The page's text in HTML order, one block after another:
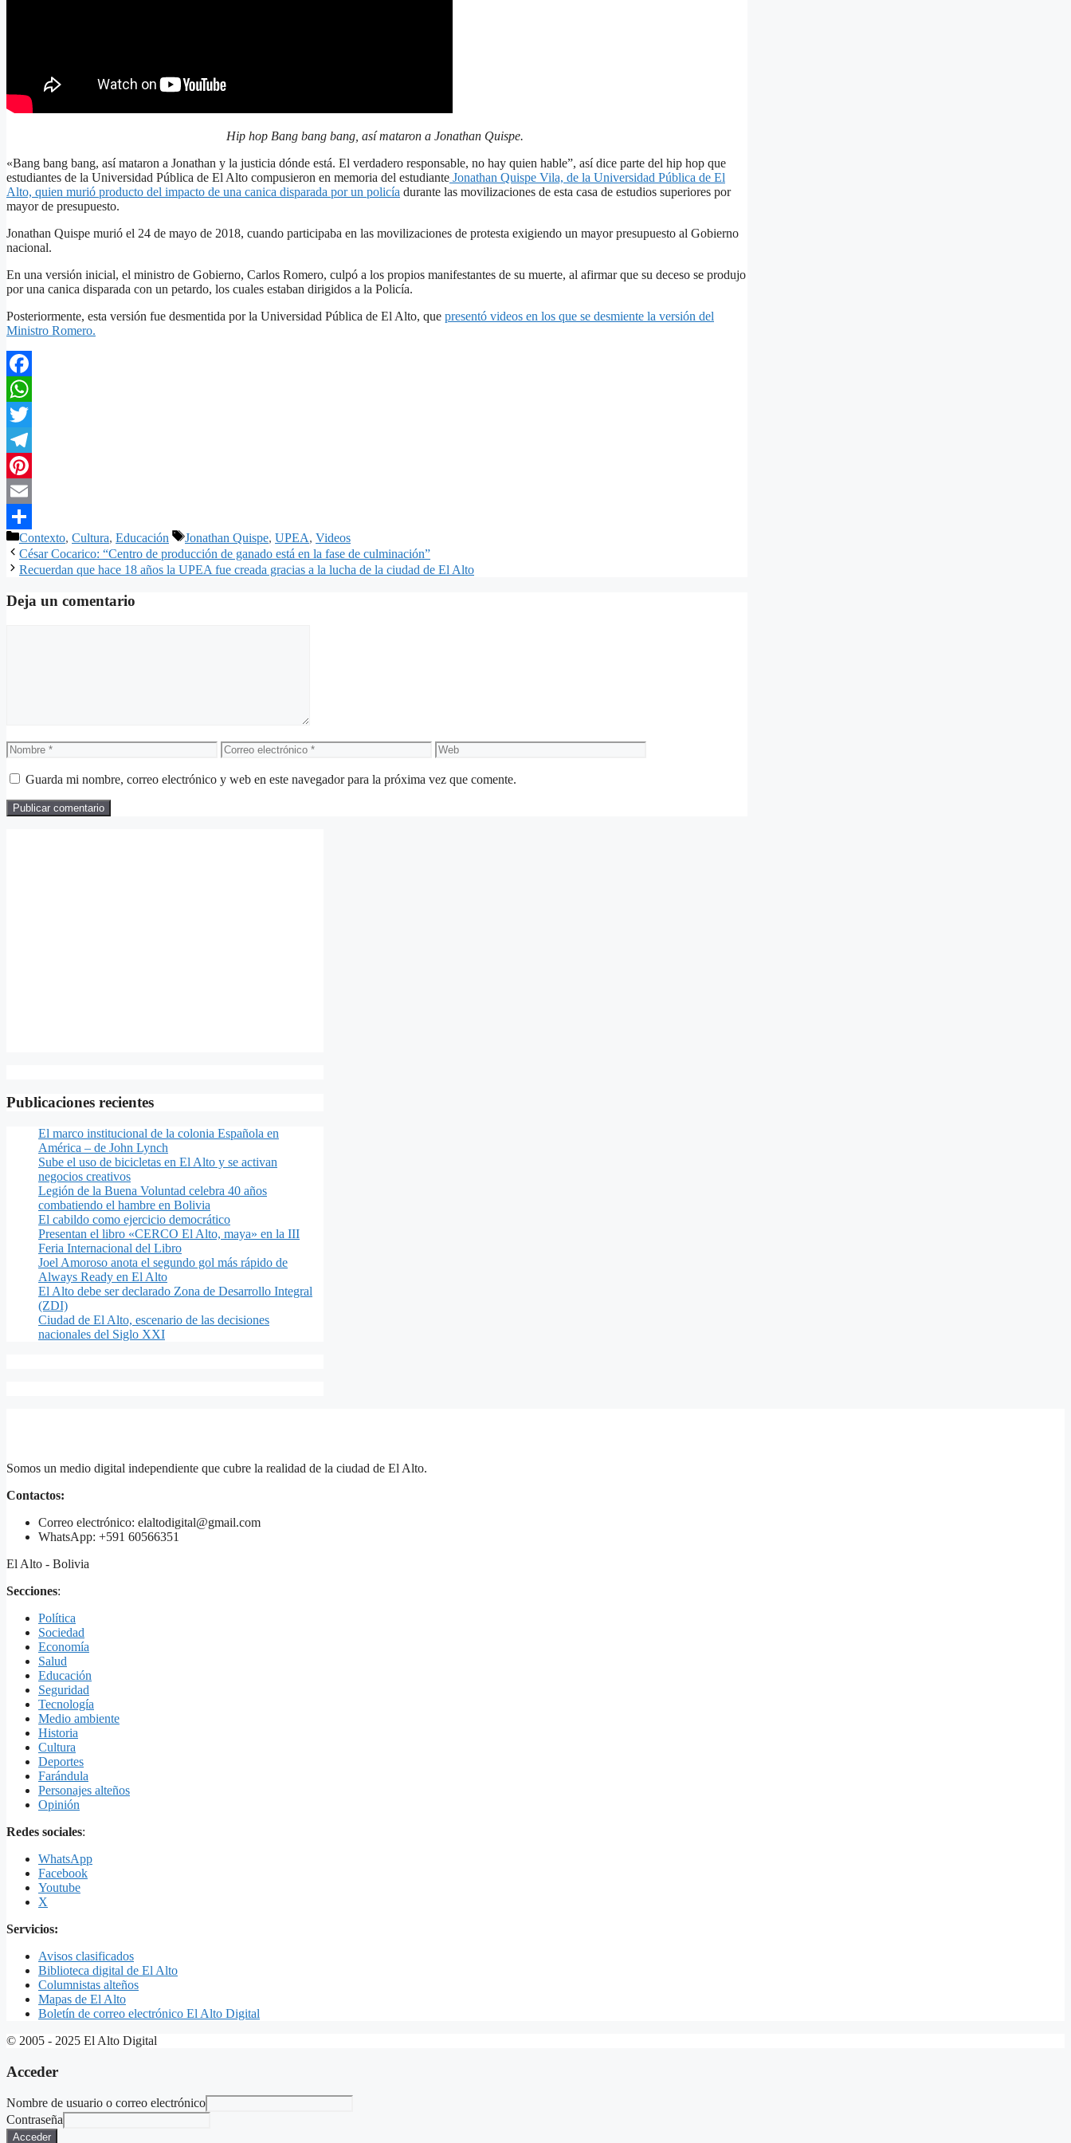
Hip hop Bang bang bang, así mataron a Jonathan Quispe.
«Bang bang bang, así mataron a Jonathan y la justicia dónde está. El verdadero responsable, no hay quien hable”, así dice parte del hip hop que
estudiantes de la Universidad Pública de El Alto compusieron en memoria del estudiante Jonathan Quispe Vila, de la Universidad Pública de El
Alto, quien murió producto del impacto de una canica disparada por un policía durante las movilizaciones de esta casa de estudios superiores por
mayor de presupuesto.
Jonathan Quispe murió el 24 de mayo de 2018, cuando participaba en las movilizaciones de protesta exigiendo un mayor presupuesto al Gobierno
nacional.
En una versión inicial, el ministro de Gobierno, Carlos Romero, culpó a los propios manifestantes de su muerte, al afirmar que su deceso se produjo
por una canica disparada con un petardo, los cuales estaban dirigidos a la Policía.
Posteriormente, esta versión fue desmentida por la Universidad Pública de El Alto, que presentó videos en los que se desmiente la versión del
Ministro Romero.
Facebook
WhatsApp
Twitter
Telegram
Pinterest
Email
Compartir
Categorías
Contexto, Cultura, Educación Etiquetas
Jonathan Quispe, UPEA, Videos
César Cocarico: “Centro de producción de ganado está en la fase de culminación”
Recuerdan que hace 18 años la UPEA fue creada gracias a la lucha de la ciudad de El Alto
Deja un comentario
Nombre
Correo
electrónico
Web
Guarda mi nombre, correo electrónico y web en este navegador para la próxima vez que comente.
Publicaciones recientes
El marco institucional de la colonia Española en
América – de John Lynch
Sube el uso de bicicletas en El Alto y se activan
negocios creativos
Legión de la Buena Voluntad celebra 40 años
combatiendo el hambre en Bolivia
El cabildo como ejercicio democrático
Presentan el libro «CERCO El Alto, maya» en la III
Feria Internacional del Libro
Joel Amoroso anota el segundo gol más rápido de
Always Ready en El Alto
El Alto debe ser declarado Zona de Desarrollo Integral
(ZDI)
Ciudad de El Alto, escenario de las decisiones
nacionales del Siglo XXI
Somos un medio digital independiente que cubre la realidad de la ciudad de El Alto.
Contactos:
Correo electrónico: elaltodigital@gmail.com
WhatsApp: +591 60566351
El Alto - Bolivia
Secciones:
Política
Sociedad
Economía
Salud
Educación
Seguridad
Tecnología
Medio ambiente
Historia
Cultura
Deportes
Farándula
Personajes alteños
Opinión
Redes sociales:
WhatsApp
Facebook
Youtube
X
Servicios:
Avisos clasificados
Biblioteca digital de El Alto
Columnistas alteños
Mapas de El Alto
Boletín de correo electrónico El Alto Digital
© 2005 - 2025 El Alto Digital
Acceder
Nombre de usuario o correo electrónico
Contraseña
Acceder